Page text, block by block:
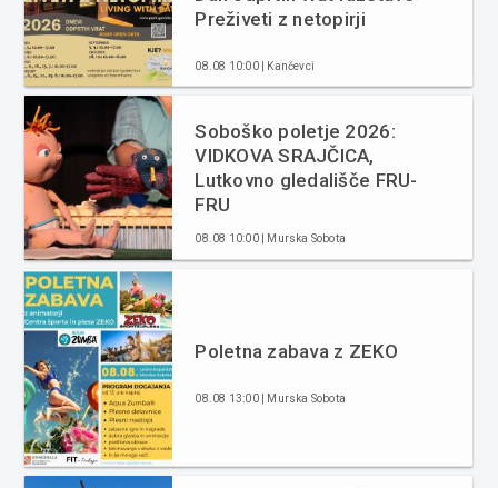
Preživeti z netopirji
08.08 10:00 | Kančevci
Soboško poletje 2026:
VIDKOVA SRAJČICA,
Lutkovno gledališče FRU-
FRU
08.08 10:00 | Murska Sobota
Poletna zabava z ZEKO
08.08 13:00 | Murska Sobota